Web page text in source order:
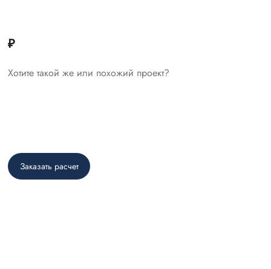
₽
Хотите такой же или похожий проект?
Заказать расчет